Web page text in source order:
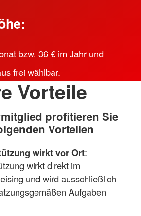
:
bzw. 36 € im Jahr und
frei wählbar.
Vorteile
profitieren Sie
Vorteilen
wirkt vor Ort:
wirkt direkt im
und wird ausschließlich
Aufgaben